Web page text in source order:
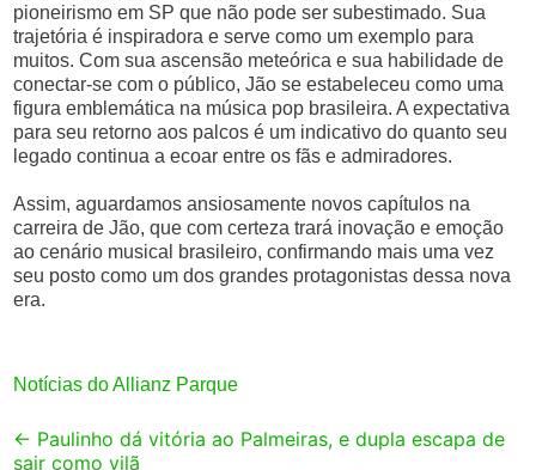
pioneirismo em SP que não pode ser subestimado. Sua
trajetória é inspiradora e serve como um exemplo para
muitos. Com sua ascensão meteórica e sua habilidade de
conectar-se com o público, Jão se estabeleceu como uma
figura emblemática na música pop brasileira. A expectativa
para seu retorno aos palcos é um indicativo do quanto seu
legado continua a ecoar entre os fãs e admiradores.
Assim, aguardamos ansiosamente novos capítulos na
carreira de Jão, que com certeza trará inovação e emoção
ao cenário musical brasileiro, confirmando mais uma vez
seu posto como um dos grandes protagonistas dessa nova
era.
Notícias do Allianz Parque
Post
← Paulinho dá vitória ao Palmeiras, e dupla escapa de
sair como vilã